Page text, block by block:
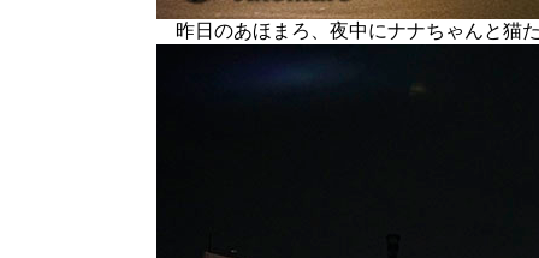
昨日のあほまろ、夜中にナナちゃんと猫